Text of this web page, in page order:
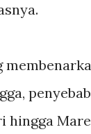
penyebab
hingga